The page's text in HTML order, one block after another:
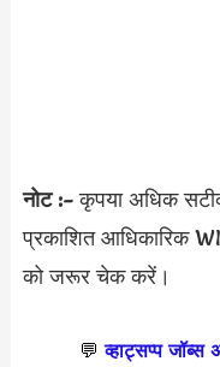
नोट :-कृपया अधिक
प्रकाशित आधिकारिक
को जरूर चेक करें।
💬 व्हाट्सप्प